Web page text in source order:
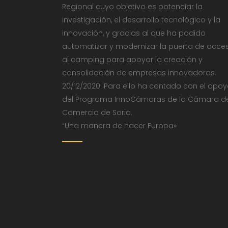
Regional cuyo objetivo es potenciar la
investigación, el desarrollo tecnológico y la
innovación, y gracias al que ha podido
automatizar y modernizar la puerta de
al camping para apoyar la creación y
consolidación de empresas innovadoras.
20/12/2020. Para ello ha contado con el
del Programa InnoCámaras de la Cámara
Comercio de Soria.
“Una manera de hacer Europa»